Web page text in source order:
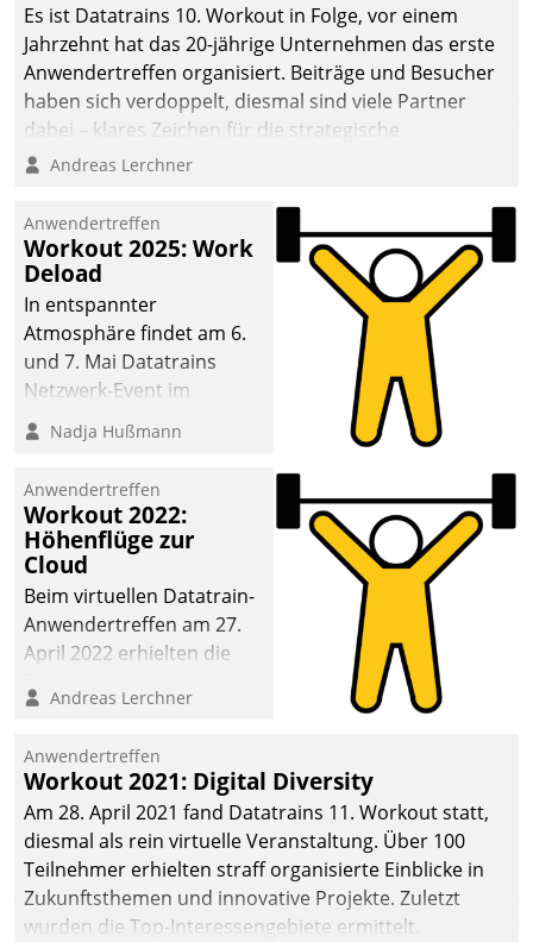
Es ist Datatrains 10. Workout in Folge, vor einem
Jahrzehnt hat das 20-jährige Unternehmen das erste
Anwendertreffen organisiert. Beiträge und Besucher
haben sich verdoppelt, diesmal sind viele Partner
dabei – klares Zeichen für die strategische
Fokussierung auf den Kunden.
Andreas Lerchner
Anwendertreffen
Workout 2025: Work
Deload
In entspannter
Atmosphäre findet am 6.
und 7. Mai Datatrains
Netzwerk-Event im
Kunden- und Partnerkreis
statt. Zentrale Frage: Wie
Mammutprojekte
meistern und Workloads
wuppen – bei zunehmend
anspruchsvollen
Aufgaben und
abnehmendem
Nadja Hußmann
Anwendertreffen
Workout 2022:
Höhenflüge zur
Cloud
Beim virtuellen Datatrain-
Anwendertreffen am 27.
April 2022 erhielten die
Teilnehmer kurzweilige
Cloud-Strategien und -
Lösungen mit hohem
Zukunftspotenzial.
Andreas Lerchner
Anwendertreffen
Workout 2021: Digital Diversity
Am 28. April 2021 fand Datatrains 11. Workout statt,
diesmal als rein virtuelle Veranstaltung. Über 100
Teilnehmer erhielten straff organisierte Einblicke in
Zukunftsthemen und innovative Projekte. Zuletzt
wurden die Top-Interessengebiete ermittelt.